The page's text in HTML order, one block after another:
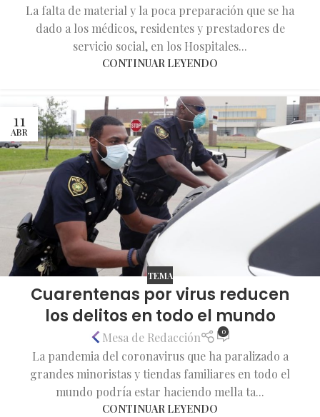
La falta de material y la poca preparación que se ha
dado a los médicos, residentes y prestadores de
servicio social, en los Hospitales...
CONTINUAR LEYENDO
11
ABR
TEMA
Cuarentenas por virus reducen
los delitos en todo el mundo
Mesa de Redacción 0
La pandemia del coronavirus que ha paralizado a
grandes minoristas y tiendas familiares en todo el
mundo podría estar haciendo mella ta...
CONTINUAR LEYENDO